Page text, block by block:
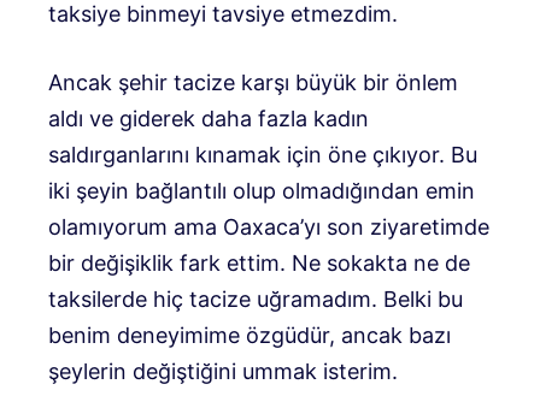
taksiye binmeyi tavsiye etmezdim.
Ancak şehir tacize karşı büyük bir önlem
aldı ve giderek daha fazla kadın
saldırganlarını kınamak için öne çıkıyor. Bu
iki şeyin bağlantılı olup olmadığından emin
olamıyorum ama Oaxaca’yı son ziyaretimde
bir değişiklik fark ettim. Ne sokakta ne de
taksilerde hiç tacize uğramadım. Belki bu
benim deneyimime özgüdür, ancak bazı
şeylerin değiştiğini ummak isterim.